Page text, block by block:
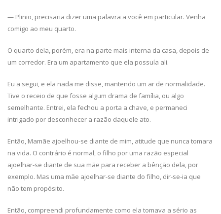
— Plinio, precisaria dizer uma palavra a você em particular. Venha
comigo ao meu quarto.
O quarto dela, porém, era na parte mais interna da casa, depois de
um corredor. Era um apartamento que ela possuía ali.
Eu a segui, e ela nada me disse, mantendo um ar de normalidade.
Tive o receio de que fosse algum drama de família, ou algo
semelhante. Entrei, ela fechou a porta a chave, e permaneci
intrigado por desconhecer a razão daquele ato.
Então, Mamãe ajoelhou-se diante de mim, atitude que nunca tomara
na vida. O contrário é normal, o filho por uma razão especial
ajoelhar-se diante de sua mãe para receber a bênção dela, por
exemplo. Mas uma mãe ajoelhar-se diante do filho, dir-se-ia que
não tem propósito.
Então, compreendi profundamente como ela tomava a sério as